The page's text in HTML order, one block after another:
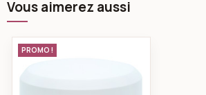
Vous aimerez aussi
PROMO !